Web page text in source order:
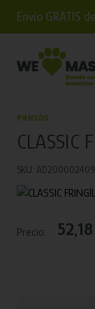
Envío GRATIS
PIENSOS
CLASSIC
SKU:
Precio: